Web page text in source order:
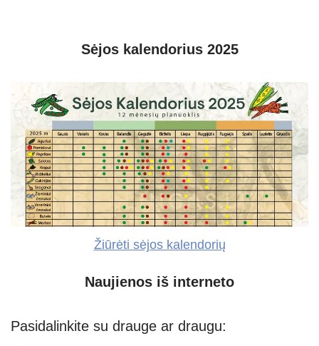
Sėjos kalendorius 2025
Žiūrėti sėjos kalendorių
Naujienos iš interneto
Pasidalinkite su drauge ar draugu: